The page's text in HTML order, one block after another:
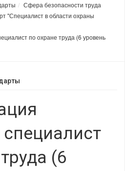
Сфера безопасности труда
"Специалист в области охраны
по охране труда (6 уровень
(6